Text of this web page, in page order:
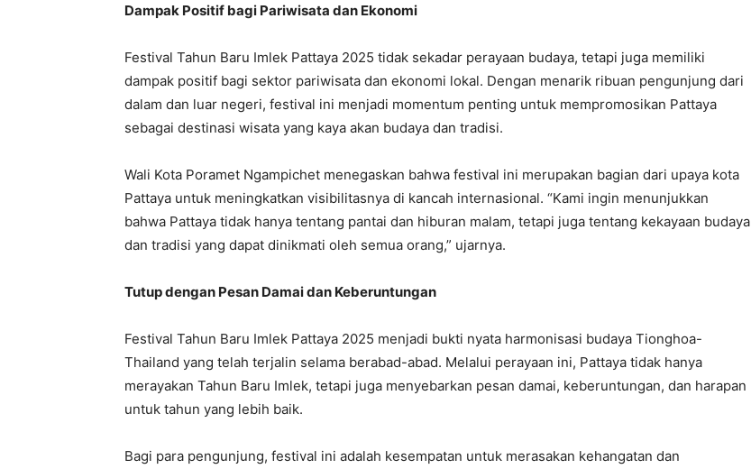
Dampak Positif bagi Pariwisata dan Ekonomi
Festival Tahun Baru Imlek Pattaya 2025 tidak sekadar perayaan budaya, tetapi juga memiliki
dampak positif bagi sektor pariwisata dan ekonomi lokal. Dengan menarik ribuan pengunjung dari
dalam dan luar negeri, festival ini menjadi momentum penting untuk mempromosikan Pattaya
sebagai destinasi wisata yang kaya akan budaya dan tradisi.
Wali Kota Poramet Ngampichet menegaskan bahwa festival ini merupakan bagian dari upaya kota
Pattaya untuk meningkatkan visibilitasnya di kancah internasional. “Kami ingin menunjukkan
bahwa Pattaya tidak hanya tentang pantai dan hiburan malam, tetapi juga tentang kekayaan budaya
dan tradisi yang dapat dinikmati oleh semua orang,” ujarnya.
Tutup dengan Pesan Damai dan Keberuntungan
Festival Tahun Baru Imlek Pattaya 2025 menjadi bukti nyata harmonisasi budaya Tionghoa-
Thailand yang telah terjalin selama berabad-abad. Melalui perayaan ini, Pattaya tidak hanya
merayakan Tahun Baru Imlek, tetapi juga menyebarkan pesan damai, keberuntungan, dan harapan
untuk tahun yang lebih baik.
Bagi para pengunjung, festival ini adalah kesempatan untuk merasakan kehangatan dan